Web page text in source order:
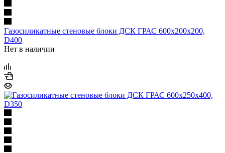
Газосиликатные стеновые блоки ДСК ГРАС 600х200х200,
D400
Нет в наличии